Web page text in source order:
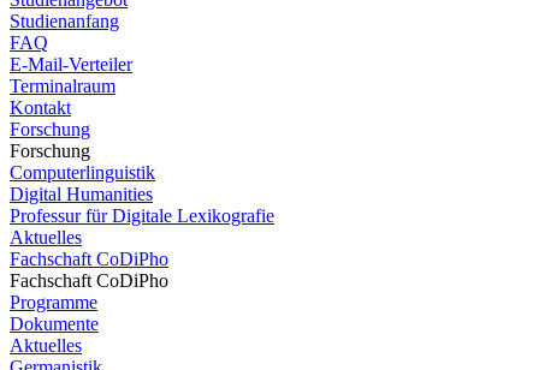
Studienanfang
FAQ
E-Mail-Verteiler
Terminalraum
Kontakt
Forschung
Forschung
Computerlinguistik
Digital Humanities
Professur für Digitale Lexikografie
Aktuelles
Fachschaft CoDiPho
Fachschaft CoDiPho
Programme
Dokumente
Aktuelles